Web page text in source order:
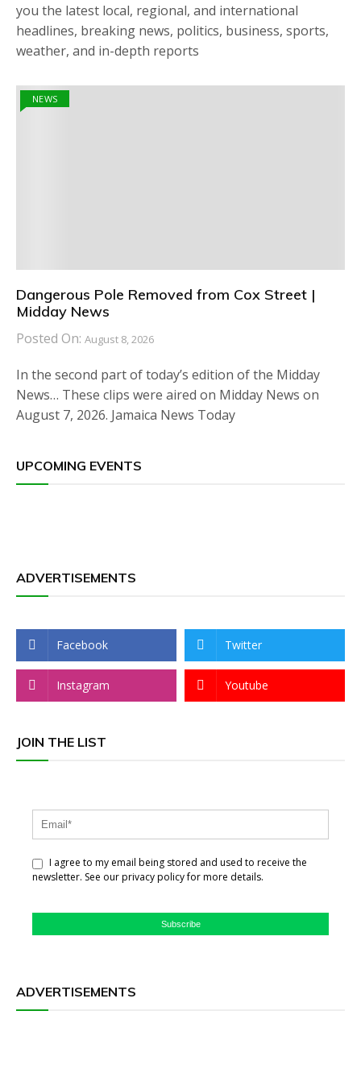
you the latest local, regional, and international
headlines, breaking news, politics, business, sports,
weather, and in-depth reports
NEWS
Dangerous Pole Removed from Cox Street |
Midday News
Posted On: August 8, 2026
In the second part of today’s edition of the Midday
News… These clips were aired on Midday News on
August 7, 2026. Jamaica News Today
UPCOMING EVENTS
ADVERTISEMENTS
Facebook Twitter
Instagram Youtube
JOIN THE LIST
I agree to my email being stored and used to receive the
newsletter. See our privacy policy for more details.
Subscribe
ADVERTISEMENTS